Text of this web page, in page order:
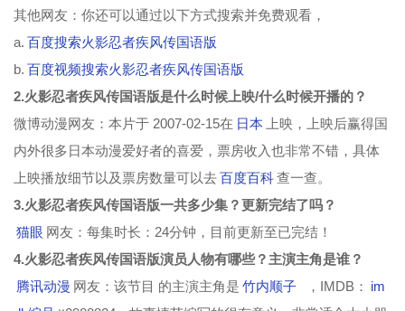
第129集 第130集 第131集
第133集 第134集
第137集 第138集 第139集 第140集
第141集 第142集 第143集 第144集
第149集 第150集 第151集 第152集
第153集 第154集 第155集
第157集 第158集 第159集
其他网友：你还可以通过以下方式搜索并免费观看，
a. 百度搜索火影忍者疾风传国语版
b. 百度视频搜索火影忍者疾风传国语版
2.火影忍者疾风传国语版是什么时候上映/什么时候开播的？
微博动漫网友：本片于 2007-02-15在 日本
上映，上映后赢得国
内外很多日本动漫爱好者的喜爱，票房收入也非常不错，具体
上映播放细节以及票房数量可以去百度百科查一查。
3.火影忍者疾风传国语版一共多少集？更新完结了吗？
猫眼 网友：每集时长：24分钟，目前更新至已完结！
4.火影忍者疾风传国语版演员人物有哪些？主演主角是谁？
腾讯动漫 网友：该节目 的主演主角是 竹内顺子 ，IMDB： im